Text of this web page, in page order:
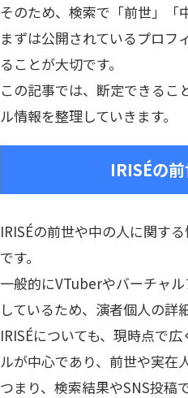
そのため、検索で「前世」「
まずは公開されているプロフ
ることが大切です。
この記事では、断定できるこ
ル情報を整理していきます。
IRISÉの
IRISÉの前世や中の人に関す
です。
一般的にVTuberやバーチャ
しているため、演者個人の詳
IRISÉについても、現時点で
ルが中心であり、前世や実在
つまり、検索結果やSNS投稿